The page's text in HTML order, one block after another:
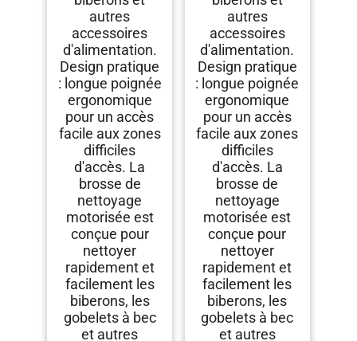
autres
accessoires
d'alimentation.
Design pratique
: longue poignée
ergonomique
pour un accès
facile aux zones
difficiles
d'accès. La
brosse de
nettoyage
motorisée est
conçue pour
nettoyer
rapidement et
facilement les
biberons, les
gobelets à bec
et autres
autres
accessoires
d'alimentation.
Design pratique
: longue poignée
ergonomique
pour un accès
facile aux zones
difficiles
d'accès. La
brosse de
nettoyage
motorisée est
conçue pour
nettoyer
rapidement et
facilement les
biberons, les
gobelets à bec
et autres